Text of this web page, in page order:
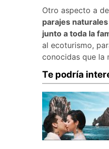
Otro aspecto a
parajes naturales
junto a toda la
al ecoturismo,
conocidas que la
Te podría